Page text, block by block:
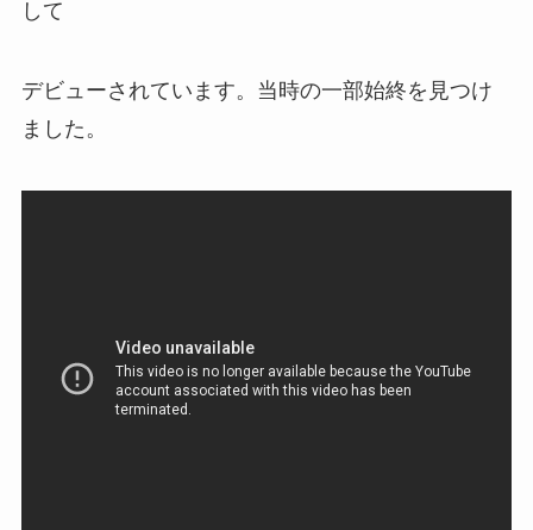
して
デビューされています。当時の一部始終を見つけ
ました。